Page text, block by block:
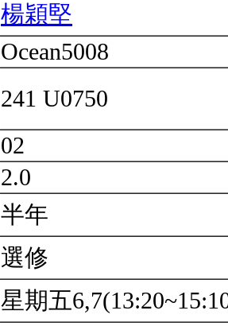
楊穎堅
Ocean5008
241 U0750
02
2.0
半年
選修
星期五